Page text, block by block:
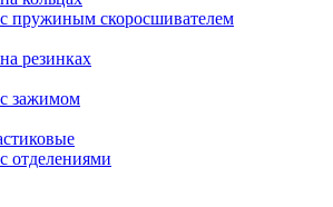
пружиным скоросшивателем
резинках
зажимом
отделениями